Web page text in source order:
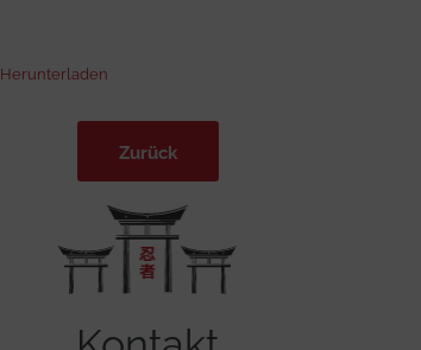
Herunterladen
Zurück